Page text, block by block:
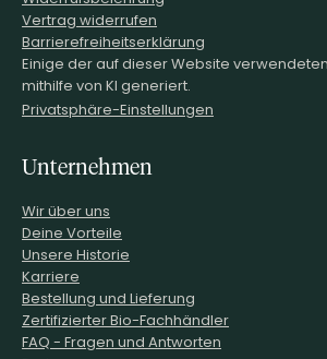
Vertrag widerrufen
Barrierefreiheitserklärung
Einige der auf dieser Website
mithilfe von KI generiert.
Privatsphäre-Einstellungen
Unternehmen
Wir über uns
Deine Vorteile
Unsere Historie
Karriere
Bestellung und Lieferung
Zertifizierter Bio-Fachhändler
FAQ - Fragen und Antworten